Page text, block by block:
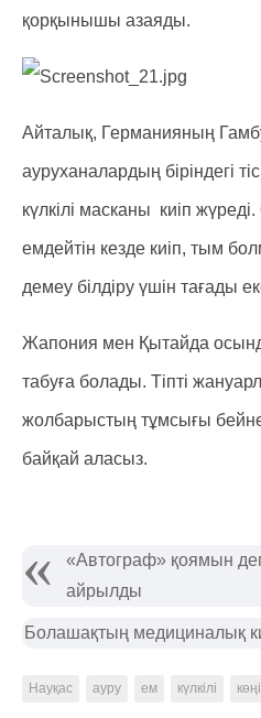
қорқынышы азаяды.
Айталық, Германияның
ауруханалардың біріндегі
күлкілі масканы киіп
емдейтін кезде киіп, тым
демеу білдіру үшін тағады
Жапония мен Қытайда
табуға болады. Тіпті
жолбарыстың тұмсығы
байқай аласыз.
«Автограф» қоямын
айрылды
Болашақтың медициналық
Науқас ауру ем күлкілі